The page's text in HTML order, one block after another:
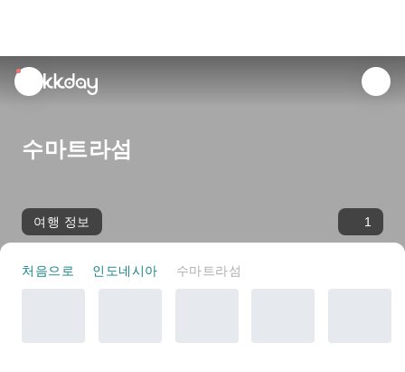
unread
notifications
수마트라섬
여행 정보 1
처음으로 인도네시아 수마트라섬